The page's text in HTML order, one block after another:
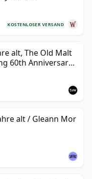
KOSTENLOSER VERSAND
alt, The Old Malt
60th Anniversary
alt / Gleann Mor